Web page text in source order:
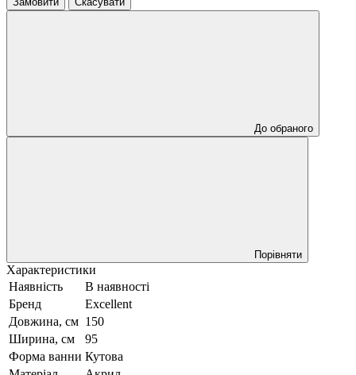
До обраного
Порівняти
Характеристики
Наявність
В наявності
Бренд
Excellent
Довжина, см 150
Ширина, см
95
Форма ванни Кутова